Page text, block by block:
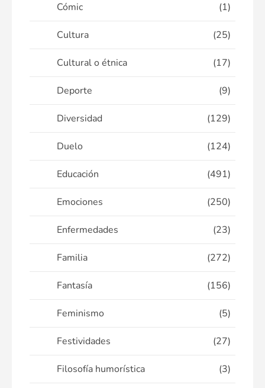
Cómic (1)
Cultura (25)
Cultural o étnica (17)
Deporte (9)
Diversidad (129)
Duelo (124)
Educación (491)
Emociones (250)
Enfermedades (23)
Familia (272)
Fantasía (156)
Feminismo (5)
Festividades (27)
Filosofía humorística (3)